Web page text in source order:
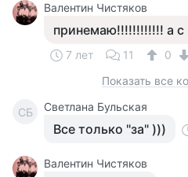
Валентин Чистяков
принемаю!!!!!!!!!!!! а с
7 лет 11
0
Показать все
СБ Светлана Бульская
Все только "за" )))
Валентин Чистяков